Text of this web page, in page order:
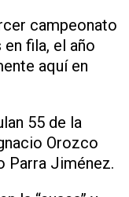
campeonato
fila, el año
aquí en
55 de la
Orozco
Parra Jiménez.